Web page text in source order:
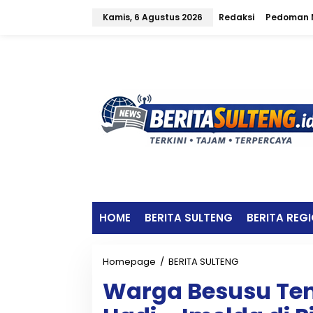
Kamis, 6 Agustus 2026 Redaksi Pedoman
HOME BERITA SULTENG BERITA
Homepage / BERITA SULTENG
r
g
Warga Besusu